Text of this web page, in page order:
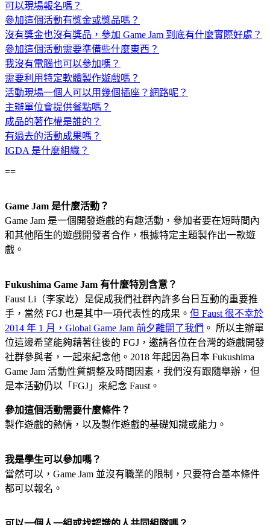
可以現場報名嗎？
參加這個活動有獎金或獎品嗎？
沒有獎金也沒有獎品，參加 Game Jam 到底有什麼實際好處？
參加這個活動需要準備些什麼東西？
我沒有電腦也可以參加嗎？
需要利用特定軟體製作遊戲嗎？
活動現場一個人可以用幾個插座？網路呢？
主辦單位會提供餐點嗎？
成品的著作權是誰的？
有過去的活動成果嗎？
IGDA 是什麼組織？
==
Game Jam 是什麼活動？
Game Jam 是一個開發遊戲的有趣活動，參加者要在短時間內
和其他陌生的遊戲開發者合作，根據特定主題製作出一款遊
戲。
Fukushima Game Jam 有什麼特別含意？
Faust Li（李家屹）是促成我們社群內許多台日互動的重要推
手，當然 FGJ 也是其中一項代表性的成果。 但 Faust 很不幸於
2014 年 1 月，Global Game Jam 前夕離開了我們 。 所以主辦單
位這邊希望能夠藉著往後的 FGJ，邀請各位在台灣的遊戲開發
社群參與者，一起來紀念他。2018 年起因為日本 Fukushima
Game Jam 活動性質調整及時間因素，我們沒有跟隨舉辦，但
是本活動仍以「FGJ」來紀念 Faust。
參加這個活動需要什麼條件？
製作遊戲的熱情，以及製作遊戲的基礎知識或能力。
我是學生可以參加嗎？
當然可以，Game Jam 並沒有職業的限制，只要符合基本條件
都可以報名。